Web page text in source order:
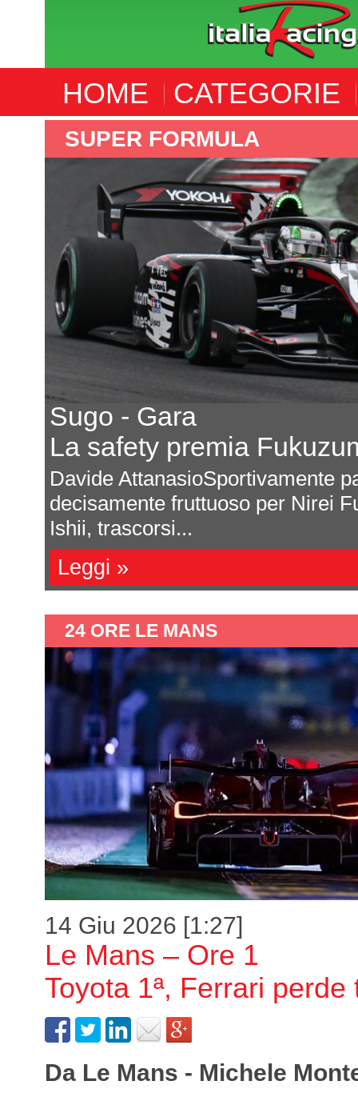
HOME CATEGORIE
IMSA
Porsche conferma
E osserva il
Michele Montesano Porsche ha
programma ufficiale nel
SportsCar Championship no...
Leggi »
24 ORE LE MANS
14 Giu 2026 [1:27]
Le Mans – Ore 1
Toyota 1ª, Ferrari perde
Da Le Mans - Michele